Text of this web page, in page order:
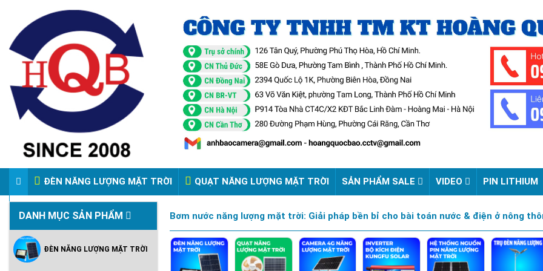
ĐÈN NĂNG LƯỢNG MẶT TRỜI QUẠT NĂNG LƯỢNG MẶT TRỜI SẢN PHẨM SALE VIDEO PIN LITHIUM
VIDEO ĐÈN PHA ĐIỆN 220V
DANH MỤC SẢN PHẨM
ĐÈN NĂNG LƯỢNG MẶT TRỜI
Bơm nước năng lượng mặt trời: Giải pháp bền bỉ cho bài toán nước & điện ở nông